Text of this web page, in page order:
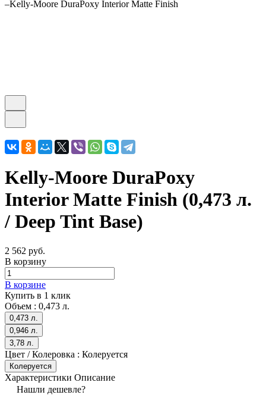
–Kelly-Moore DuraPoxy Interior Matte Finish
Kelly-Moore DuraPoxy
Interior Matte Finish (0,473 л.
/ Deep Tint Base)
2 562 руб.
В корзину
В корзине
Купить в 1 клик
Объем : 0,473 л.
0,473 л.
0,946 л.
3,78 л.
Цвет / Колеровка : Колеруется
Колеруется
Характеристики Описание
Нашли дешевле?